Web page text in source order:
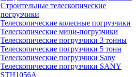
Строительные телескопические
погрузчики
Телескопические колесные погрузчики
Телескопические мини-погрузчики
Телескопические погрузчики 3 тонны
Телескопические погрузчики 5 тонн
Телескопические погрузчики Sany
Телескопические погрузчики SANY
STH1056А